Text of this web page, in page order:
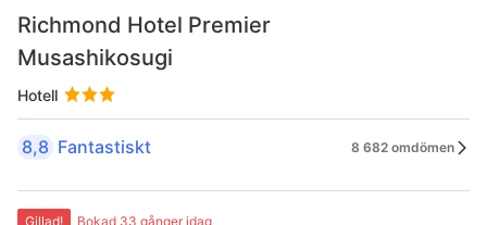
Richmond Hotel Premier
Musashikosugi
Hotell
8,8 Fantastiskt 8 682 omdömen
Gillad! Bokad 33 gånger idag